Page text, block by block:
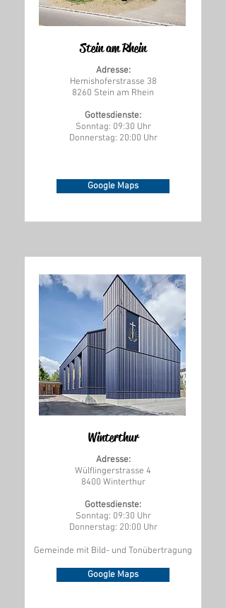
Stein am Rhein
Adresse:
Hemishoferstrasse 38
8260 Stein am Rhein
Gottesdienste:
Sonntag: 09:30 Uhr
Donnerstag: 20:00 Uhr
Google Maps
Winterthur
Adresse:
Wülflingerstrasse 4
8400 Winterthur
Gottesdienste:
Sonntag: 09:30 Uhr
Donnerstag: 20:00 Uhr
Gemeinde mit Bild- und Tonübertragung
Google Maps